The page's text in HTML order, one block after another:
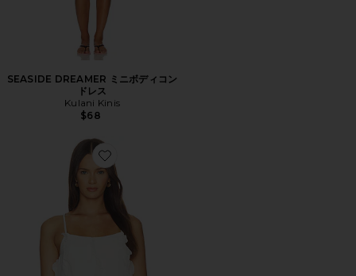
SEASIDE DREAMER ミニボディコン
ドレス
Kulani Kinis
$68
Favorite SIRENA トップ